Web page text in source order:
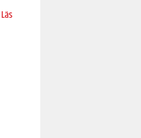
Läs